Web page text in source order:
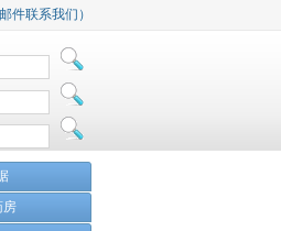
件联系我们）
房